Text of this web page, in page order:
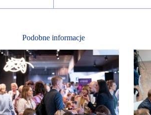
Podobne informacje